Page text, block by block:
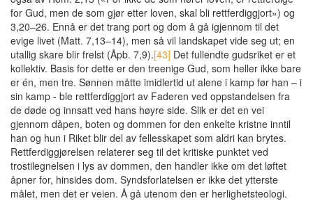
for Gud, men de som gjør etter loven, skal bli rettferdiggjort») og
3,20–26. Ennå er det trang port og dom å gå igjennom til det
evige livet (Matt. 7,13–14), men så vil landskapet vide seg ut; en
utallig skare blir frelst (Åpb. 7,9).[43] Det fullendte gudsriket er et
kollektiv. Basis for dette er den treenige Gud, som heller ikke bare
er én, men tre. Sønnen måtte imidlertid ut alene i kamp før han – i
sin kamp - ble rettferdiggjort av Faderen ved oppstandelsen fra
de døde og innsatt ved hans høyre side. Slik er det en vei
gjennom dåpen, boten og dommen for den enkelte kristne inntil
han og hun i Riket blir del av fellesskapet som aldri kan brytes.
Rettferdiggjørelsen relaterer seg til det kritiske punktet ved
trostilegnelsen i lys av dommen, den handler ikke om det løftet
åpner for, hinsides dom. Syndsforlatelsen er ikke det ytterste
målet, men det er veien. Å gå utenom den er herlighetsteologi.